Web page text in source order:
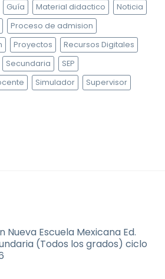
Guía Material didactico
Noticia
Proceso de admision
Proyectos
Recursos Digitales
Secundaria
SEP
Simulador
Supervisor
Nueva Escuela Mexicana Ed.
(Todos los grados) ciclo